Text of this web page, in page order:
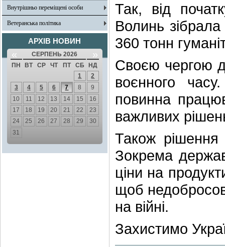
Внутрішньо переміщені особи
Ветеранська політика
АРХІВ НОВИН
« СЕРПЕНЬ 2026 »
ПН ВТ СР ЧТ ПТ СБ
НД
1
2
3
4 5 6 7 8
9
10
11 12 13 14 15
16
17
18 19 20 21 22
23
24
25 26 27 28 29
30
31
Так, від
Волинь
360 тонн
Своєю чергою
воєнного
повинна
важливих
Також рішення
Зокрема
ціни на
щоб
на війні.
Захистимо